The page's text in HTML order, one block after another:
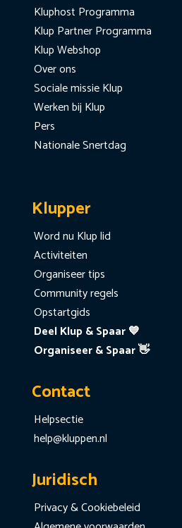
Kluphost Programma
Klup Partner Programma
Klup Webshop
Over ons
Sociale missie Klup
Werken bij Klup
Pers
Nationale Snertdag
Klupper
Word nu Klup lid
Activiteiten
Organiseer tips
Community regels
Opstartgids
Deel Klup & Spaar 💙
Organiseer & Spaar 👋
Contact
Helpsectie
help@kluppen.nl
Juridisch
Privacy & Cookiebeleid